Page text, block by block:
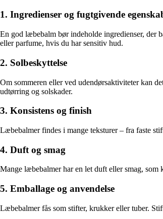
1. Ingredienser og fugtgivende
En god læbebalm bør indeholde ingredienser, der
eller parfume, hvis du har sensitiv hud.
2. Solbeskyttelse
Om sommeren eller ved udendørsaktiviteter kan
udtørring og solskader.
3. Konsistens og finish
Læbebalmer findes i mange teksturer – fra faste
4. Duft og smag
Mange læbebalmer har en let duft eller smag,
5. Emballage og anvendelse
Læbebalmer fås som stifter, krukker eller tuber.